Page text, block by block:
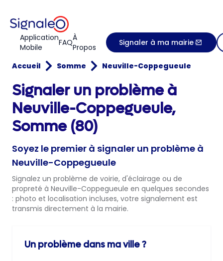
Application
Mobile
FAQÀ
Propos
Signaler à ma mairie
Accueil Somme Neuville-Coppegueule
Signaler un problème à
Neuville-Coppegueule,
Somme (80)
Soyez le premier à signaler un problème à
Neuville-Coppegueule
Signalez un problème de voirie, d'éclairage ou de
propreté à Neuville-Coppegueule en quelques secondes
: photo et localisation incluses, votre signalement est
transmis directement à la mairie.
Un problème dans ma ville ?